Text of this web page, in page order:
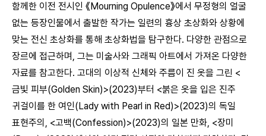
함께한 이전 전시인 《Mourning Opulence》에서 무정형의 얼굴
없는 등장인물에서 출발한 작가는 일련의 흉상 초상화와 상황에
맞는 전신 초상화를 통해 초상화법을 탐구한다. 다양한 관점으로
장르에 접근하며, 그는 미술사와 그래픽 아트에서 가져온 다양한
자료를 참고한다. 고대의 이상적 신체와 주름이 진 옷을 그린 <
금빛 피부(Golden Skin)>(2023)부터 <붉은 옷을 입은 진주
귀걸이를 한 여인(Lady with Pearl in Red)>(2023)의 독일
표현주의, <고백(Confession)>(2023)의 일본 만화, <장미